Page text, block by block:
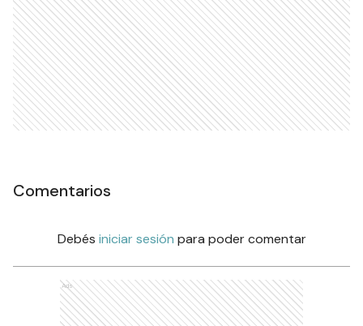
Comentarios
Debés iniciar sesión para poder comentar
Ads